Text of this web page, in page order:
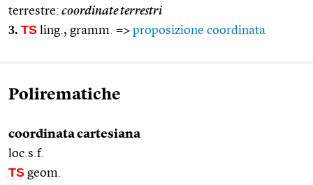
terrestre: coordinate terrestri
3. TS ling., gramm. => proposizione coordinata
Polirematiche
coordinata cartesiana
loc.s.f.
TS geom.